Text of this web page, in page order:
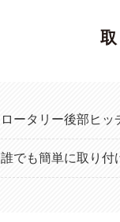
取
ロータリー後部ヒ
誰でも簡単に取り付